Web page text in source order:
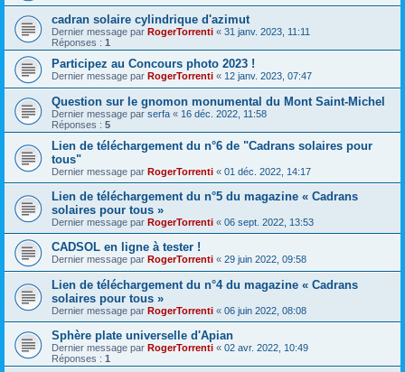
cadran solaire cylindrique d'azimut
Dernier message par RogerTorrenti « 31 janv. 2023, 11:11
Réponses : 1
Participez au Concours photo 2023 !
Dernier message par RogerTorrenti « 12 janv. 2023, 07:47
Question sur le gnomon monumental du Mont Saint-Michel
Dernier message par serfa « 16 déc. 2022, 11:58
Réponses : 5
Lien de téléchargement du n°6 de "Cadrans solaires pour
tous"
Dernier message par RogerTorrenti « 01 déc. 2022, 14:17
Lien de téléchargement du n°5 du magazine « Cadrans
solaires pour tous »
Dernier message par RogerTorrenti « 06 sept. 2022, 13:53
CADSOL en ligne à tester !
Dernier message par RogerTorrenti « 29 juin 2022, 09:58
Lien de téléchargement du n°4 du magazine « Cadrans
solaires pour tous »
Dernier message par RogerTorrenti « 06 juin 2022, 08:08
Sphère plate universelle d'Apian
Dernier message par RogerTorrenti « 02 avr. 2022, 10:49
Réponses : 1